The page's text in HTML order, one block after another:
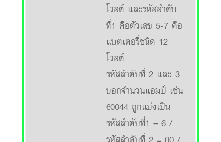
โวลต์ และรหัสลำดับ
ที่1 คือตัวเลข 5-7 คือ
แบตเตอรี่ชนิด 12
โวลต์
รหัสลำดับที่ 2 และ 3
บอกจำนวนแอมป์ เช่น
60044 ถูกแบ่งเป็น
รหัสลำดับที่1 = 6 /